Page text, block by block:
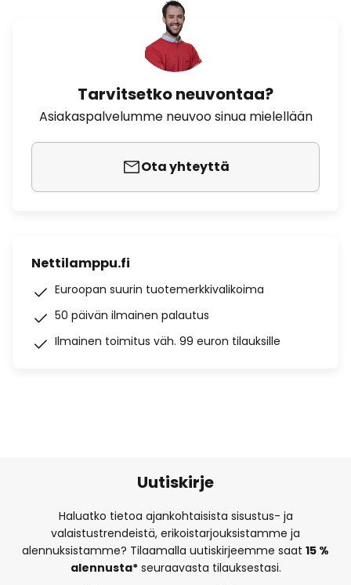
Tarvitsetko neuvontaa?
Asiakaspalvelumme neuvoo sinua mielellään
Ota yhteyttä
Nettilamppu.fi
Euroopan suurin tuotemerkkivalikoima
50 päivän ilmainen palautus
Ilmainen toimitus väh. 99 euron tilauksille
Uutiskirje
Haluatko tietoa ajankohtaisista sisustus- ja
valaistustrendeistä, erikoistarjouksistamme ja
alennuksistamme? Tilaamalla uutiskirjeemme saat 15 %
alennusta*seuraavasta tilauksestasi.